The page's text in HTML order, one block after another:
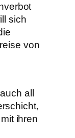
sich
von
all
ihren